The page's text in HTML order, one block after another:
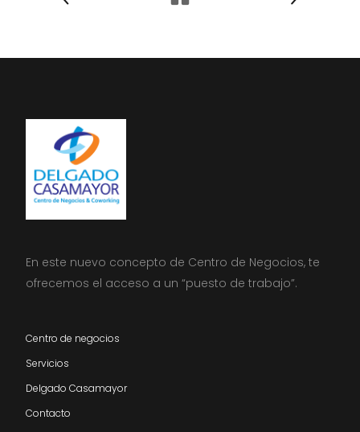
En este nuevo concepto de Centro de Negocios, te
ofrecemos el acceso a un “puesto de trabajo”.
Centro de negocios
Servicios
Delgado Casamayor
Contacto